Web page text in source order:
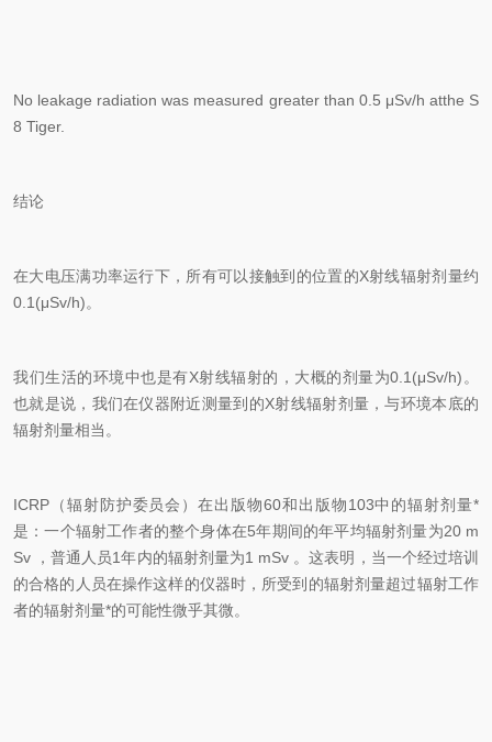
No leakage radiation was measured greater than 0.5 μSv/h atthe S
8 Tiger.
结论
在大电压满功率运行下，所有可以接触到的位置的X射线辐射剂量约
0.1(μSv/h)。
我们生活的环境中也是有X射线辐射的，大概的剂量为0.1(μSv/h)。
也就是说，我们在仪器附近测量到的X射线辐射剂量，与环境本底的
辐射剂量相当。
ICRP（辐射防护委员会）在出版物60和出版物103中的辐射剂量*
是：一个辐射工作者的整个身体在5年期间的年平均辐射剂量为20 m
Sv ，普通人员1年内的辐射剂量为1 mSv 。这表明，当一个经过培训
的合格的人员在操作这样的仪器时，所受到的辐射剂量超过辐射工作
者的辐射剂量*的可能性微乎其微。